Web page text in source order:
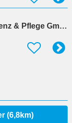
Diana Eschemann Assistenz & Pflege GmbH
(6,8km)